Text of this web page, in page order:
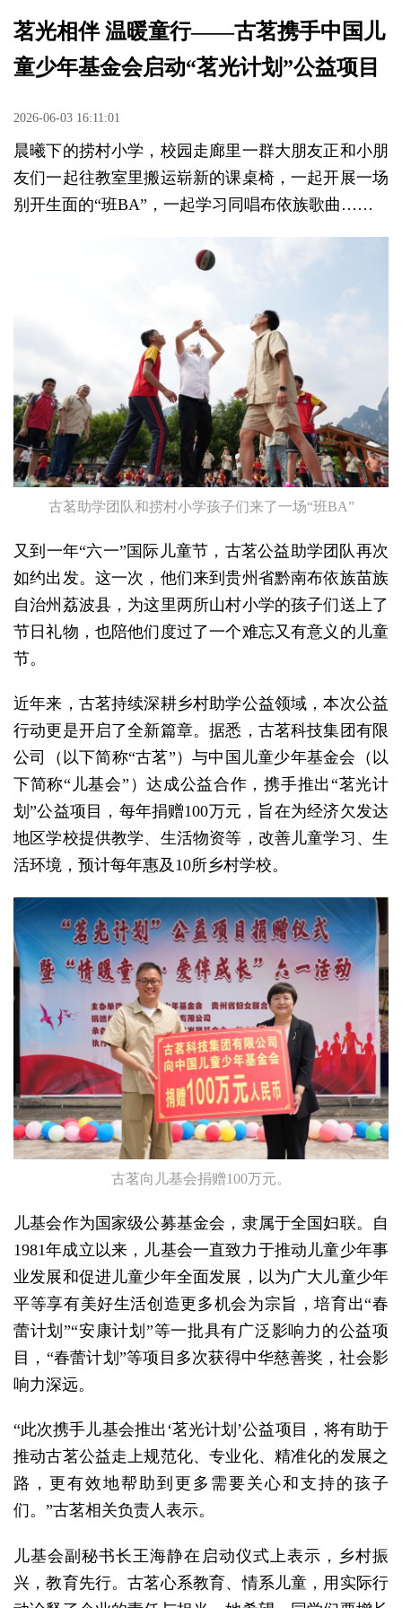
茗光相伴 温暖童行——古茗携手中国儿
童少年基金会启动“茗光计划”公益项目
2026-06-03 16:11:01
晨曦下的捞村小学，校园走廊里一群大朋友正和小朋
友们一起往教室里搬运崭新的课桌椅，一起开展一场
别开生面的“班BA”，一起学习同唱布依族歌曲……
古茗助学团队和捞村小学孩子们来了一场“班BA”
又到一年“六一”国际儿童节，古茗公益助学团队再次
如约出发。这一次，他们来到贵州省黔南布依族苗族
自治州荔波县，为这里两所山村小学的孩子们送上了
节日礼物，也陪他们度过了一个难忘又有意义的儿童
节。
近年来，古茗持续深耕乡村助学公益领域，本次公益
行动更是开启了全新篇章。据悉，古茗科技集团有限
公司（以下简称“古茗”）与中国儿童少年基金会（以
下简称“儿基会”）达成公益合作，携手推出“茗光计
划”公益项目，每年捐赠100万元，旨在为经济欠发达
地区学校提供教学、生活物资等，改善儿童学习、生
活环境，预计每年惠及10所乡村学校。
古茗向儿基会捐赠100万元。
儿基会作为国家级公募基金会，隶属于全国妇联。自
1981年成立以来，儿基会一直致力于推动儿童少年事
业发展和促进儿童少年全面发展，以为广大儿童少年
平等享有美好生活创造更多机会为宗旨，培育出“春
蕾计划”“安康计划”等一批具有广泛影响力的公益项
目，“春蕾计划”等项目多次获得中华慈善奖，社会影
响力深远。
“此次携手儿基会推出‘茗光计划’公益项目，将有助于
推动古茗公益走上规范化、专业化、精准化的发展之
路，更有效地帮助到更多需要关心和支持的孩子
们。”古茗相关负责人表示。
儿基会副秘书长王海静在启动仪式上表示，乡村振
兴，教育先行。古茗心系教育、情系儿童，用实际行